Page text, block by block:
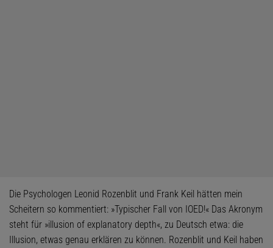
Die Psychologen Leonid Rozenblit und Frank Keil hätten mein
Scheitern so kommentiert: »Typischer Fall von IOED!« Das Akronym
steht für »illusion of explanatory depth«, zu Deutsch etwa: die
Illusion, etwas genau erklären zu können. Rozenblit und Keil haben